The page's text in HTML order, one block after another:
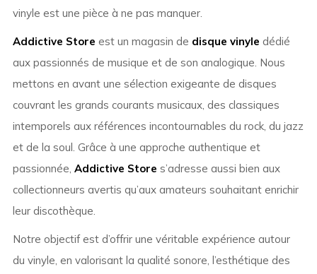
vinyle est une pièce à ne pas manquer.
Addictive Store est un magasin de disque vinyle dédié
aux passionnés de musique et de son analogique. Nous
mettons en avant une sélection exigeante de disques
couvrant les grands courants musicaux, des classiques
intemporels aux références incontournables du rock, du jazz
et de la soul. Grâce à une approche authentique et
passionnée, Addictive Store s’adresse aussi bien aux
collectionneurs avertis qu’aux amateurs souhaitant enrichir
leur discothèque.
Notre objectif est d’offrir une véritable expérience autour
du vinyle, en valorisant la qualité sonore, l’esthétique des